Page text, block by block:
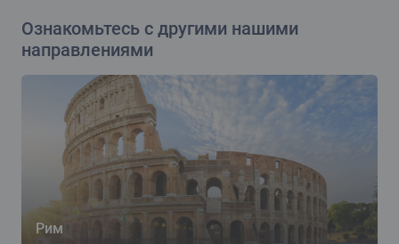
Ознакомьтесь с другими нашими
направлениями
Рим